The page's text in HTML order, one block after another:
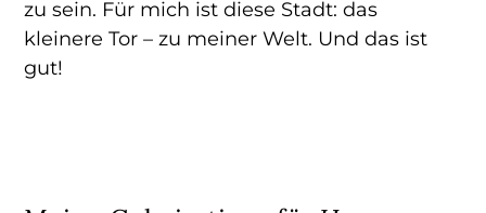
zu sein. Für mich ist diese Stadt: das
kleinere Tor – zu meiner Welt. Und das ist
gut!